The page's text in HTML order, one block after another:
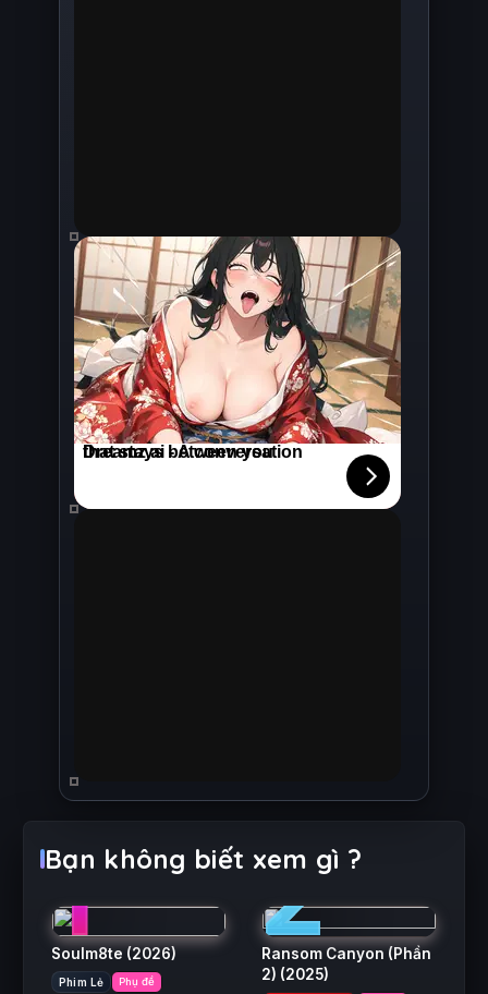
Bạn không biết xem gì ?
1
Soulm8te (2026)
Phim Lẻ Phụ đề
2
Ransom Canyon (Phần
2) (2025)